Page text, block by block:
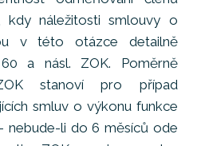
kdy náležitosti smlouvy o
v této otázce detailně
a násl. ZOK. Poměrně
stanoví pro případ
smluv o výkonu funkce
nebude-li do 6 měsíců ode